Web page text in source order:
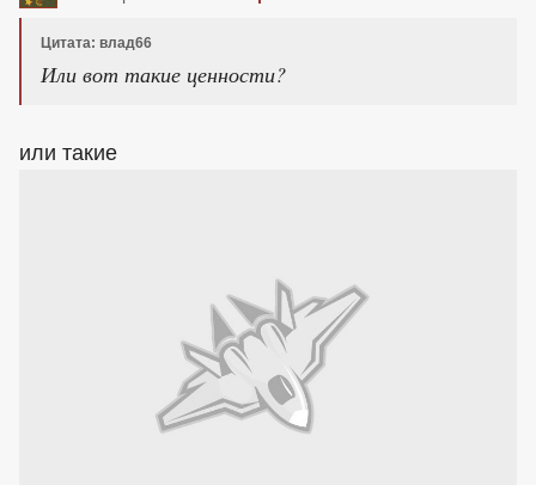
Цитата: влад66
Или вот такие ценности?
или такие